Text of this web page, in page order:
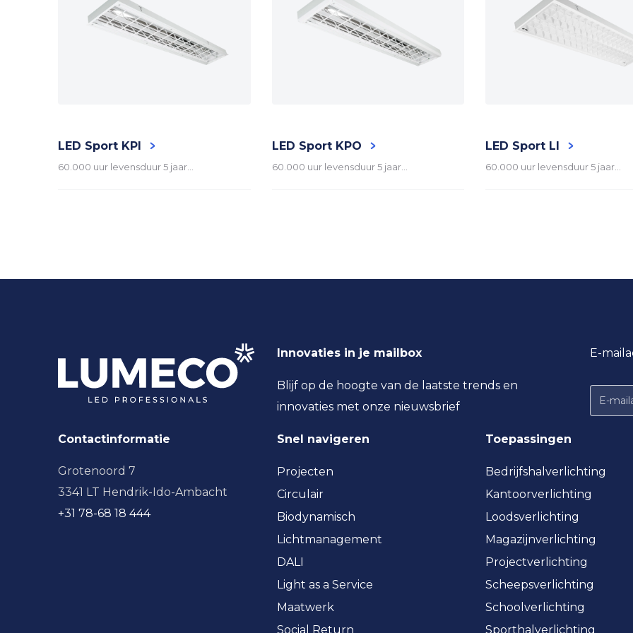
LED Sport KPI
60.000 uur levensduur 5 jaar…
LED Sport KPO
60.000 uur levensduur 5 jaar…
LED Sport LI
60.000 uur levensduur 5 jaar…
Innovaties in je mailbox
Blijf op de hoogte van de laatste trends en
innovaties met onze nieuwsbrief
E-
Contactinformatie
Grotenoord 7
3341 LT Hendrik-Ido-Ambacht
+31 78-68 18 444
Snel navigeren
Projecten
Circulair
Biodynamisch
Lichtmanagement
DALI
Light as a Service
Maatwerk
Social Return
Toepassingen
Bedrijfshalverlichting
Kantoorverlichting
Loodsverlichting
Magazijnverlichting
Projectverlichting
Scheepsverlichting
Schoolverlichting
Sporthalverlichting